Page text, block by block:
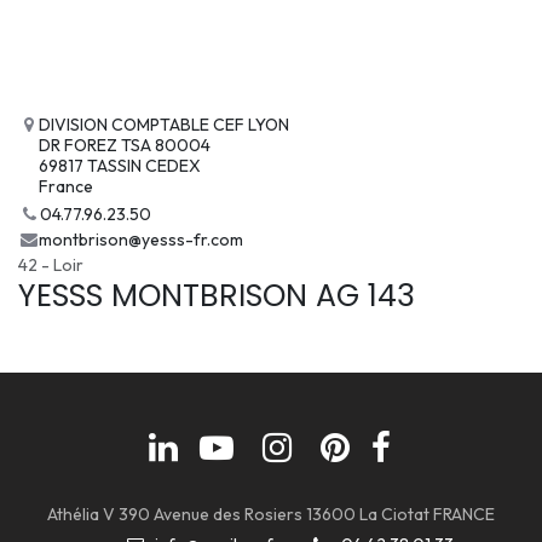
DIVISION COMPTABLE CEF LYON
DR FOREZ TSA 80004
69817 TASSIN CEDEX
France
04.77.96.23.50
montbrison@yesss-fr.com
42 - Loir
YESSS MONTBRISON AG 143
Athélia V 390 Avenue des Rosiers 13600 La Ciotat FRANCE